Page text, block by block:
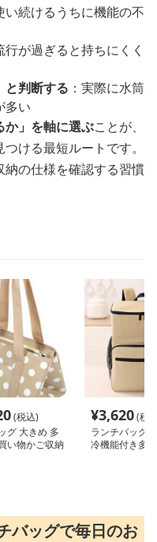
い続けるうちに機能の不
行が過ぎると持ちにくく
と判断する ：実際に水筒
多い
か」を軸に選ぶことが、
ける最短ルートです。
の仕様を確認する習慣
(税込)
グ 大きめ 多
い物かご収納
¥3,620(税
ランチバッグ
冷機能付き多
バッグで毎日のお